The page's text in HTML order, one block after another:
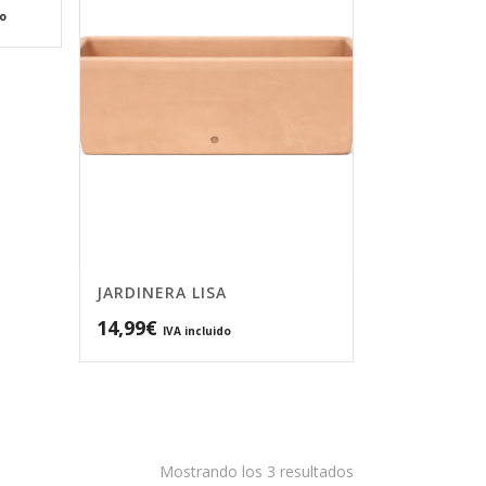
JARDINERA LISA
14,99€ IVA incluido
Mostrando los 3 resultados